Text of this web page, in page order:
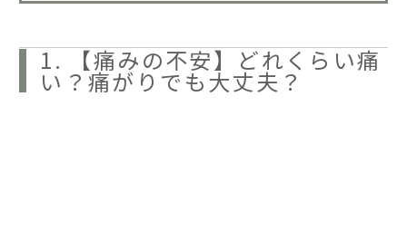
1. 【痛みの不安】どれくらい痛
い？痛がりでも大丈夫？